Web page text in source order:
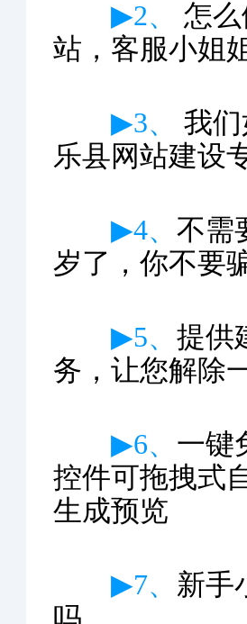
▶2、 怎
站，客服小姐
▶3、 我
乐县网站建设
▶4、 不需
岁了，你不要
▶5、 提供
务，让您解除
▶6、 一键
控件可拖拽式
生成预览
▶7、 新手